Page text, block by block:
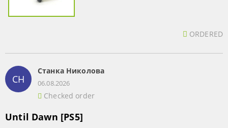
ORDERED
СН
Станка Николова
06.08.2026
Checked order
Until Dawn [PS5]